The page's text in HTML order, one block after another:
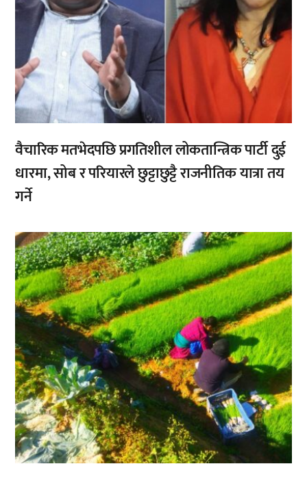
वैचारिक मतभेदपछि प्रगतिशील लोकतान्त्रिक पार्टी दुई
धारमा, सोब र परियारले छुट्टाछुट्टै राजनीतिक यात्रा तय
गर्ने
,